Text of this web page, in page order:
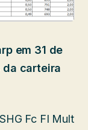
em 31 de
da carteira
Fc FI Mult